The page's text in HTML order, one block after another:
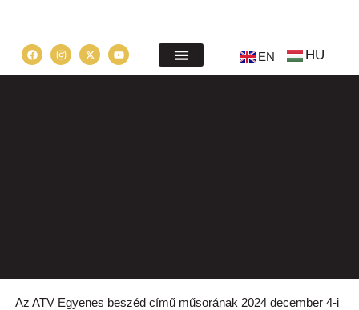
EN HU
Az ATV Egyenes beszéd című műsorának 2024 december 4-i